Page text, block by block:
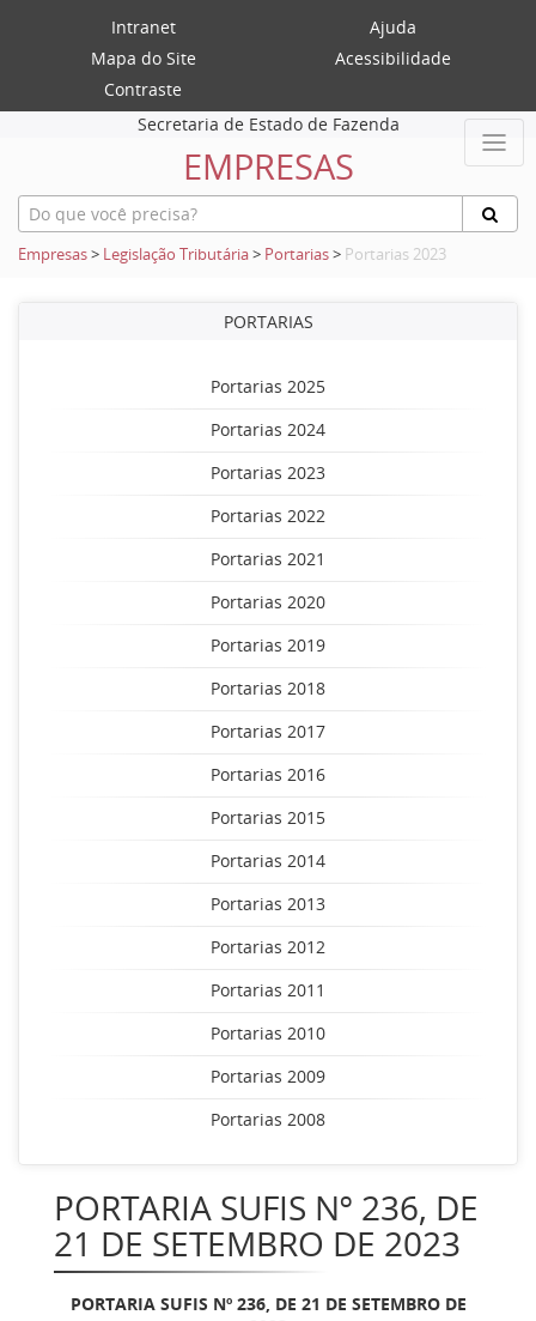
Intranet
Ajuda
Mapa do Site
Acessibilidade
Contraste
Secretaria de Estado de Fazenda
EMPRESAS
Empresas> Legislação Tributária> Portarias> Portarias 2023
PORTARIAS
Portarias 2025
Portarias 2024
Portarias 2023
Portarias 2022
Portarias 2021
Portarias 2020
Portarias 2019
Portarias 2018
Portarias 2017
Portarias 2016
Portarias 2015
Portarias 2014
Portarias 2013
Portarias 2012
Portarias 2011
Portarias 2010
Portarias 2009
Portarias 2008
PORTARIA SUFIS Nº 236, DE
21 DE SETEMBRO DE 2023
PORTARIA SUFIS Nº 236, DE 21 DE SETEMBRO DE